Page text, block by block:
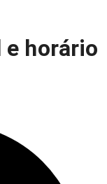
horário